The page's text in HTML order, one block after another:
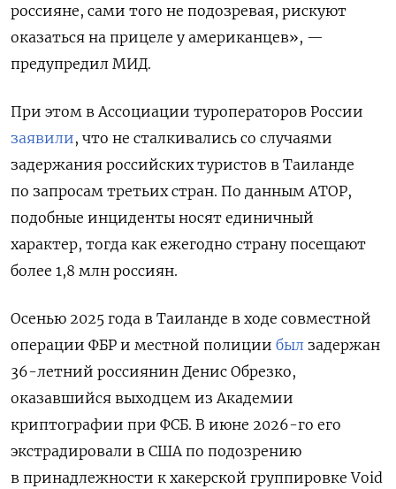
россияне, сами того не подозревая, рискуют
оказаться на прицеле у американцев», —
предупредил МИД.
При этом в Ассоциации туроператоров России
заявили, что не сталкивались со случаями
задержания российских туристов в Таиланде
по запросам третьих стран. По данным АТОР,
подобные инциденты носят единичный
характер, тогда как ежегодно страну посещают
более 1,8 млн россиян.
Осенью 2025 года в Таиланде в ходе совместной
операции ФБР и местной полиции был задержан
36-летний россиянин Денис Обрезко,
оказавшийся выходцем из Академии
криптографии при ФСБ. В июне 2026-го его
экстрадировали в США по подозрению
в принадлежности к хакерской группировке Void